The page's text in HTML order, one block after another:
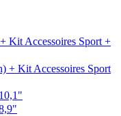
Kit Accessoires Sport +
+ Kit Accessoires Sport